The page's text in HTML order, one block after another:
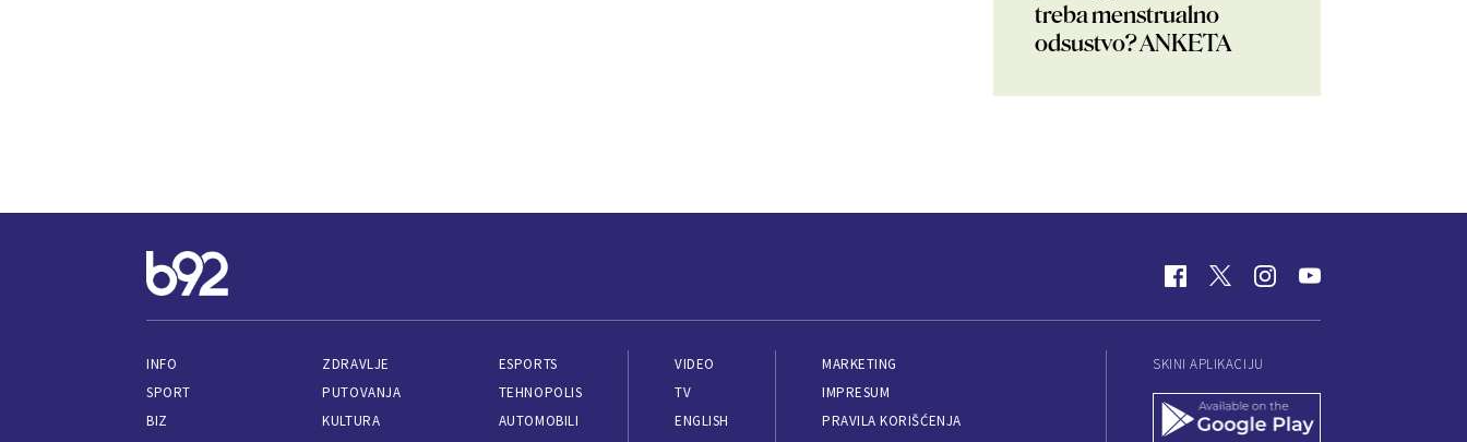
treba menstrualno
odsustvo? ANKETA
INFO
SPORT
BIZ
ZDRAVLJE
PUTOVANJA
KULTURA
ESPORTS
TEHNOPOLIS
AUTOMOBILI
VIDEO
TV
ENGLISH
MARKETING
IMPRESUM
PRAVILA KORIŠĆENJA
SKINI APLIKACIJU